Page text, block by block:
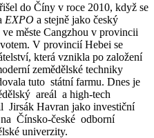
do Číny v roce 2010, když se
EXPO a stejně jako český
měste Cangzhou v provincii
V provincií Hebei se
která vznikla po založení
zemědělské techniky
tuto státní farmu. Dnes je
areál a high-tech
Jirsák Havran jako investiční
Čínsko-české odborní
univerzity.